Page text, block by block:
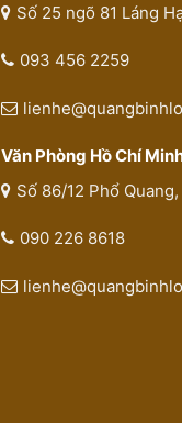
Số 25 ngõ 81 Láng
093 456 2259
Văn Phòng Hồ Chí
Số 86/12 Phổ
090 226 8618